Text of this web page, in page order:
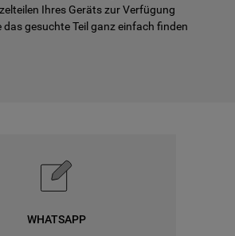
Ihres Geräts zur Verfügung
das gesuchte Teil ganz einfach finden
WHATSAPP